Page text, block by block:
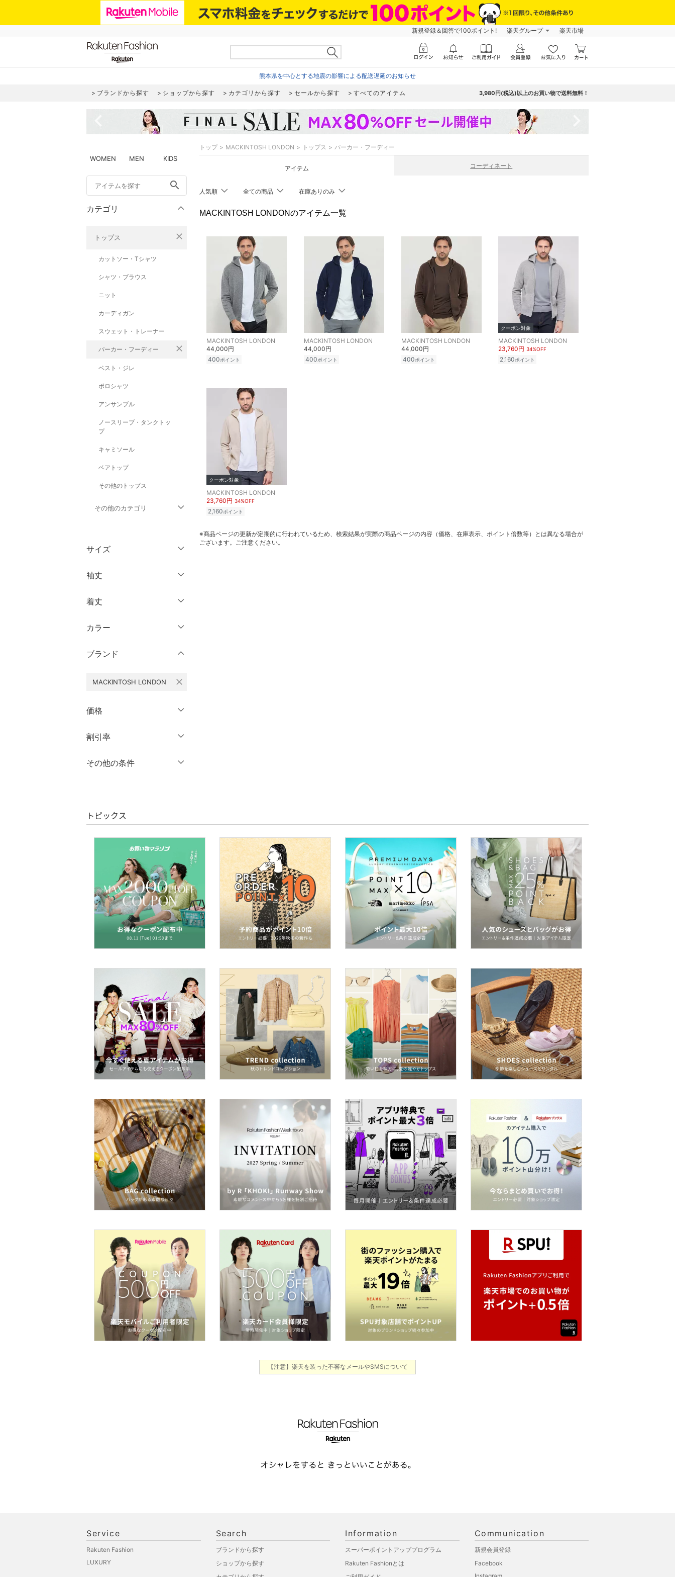
新規登録＆回答で100ポイント! 楽天グループ 楽天市場
熊本県を中心とする地震の影響による配送遅延のお知らせ
ブランドから探す ショップから探す カテゴリから探す セールから探す すべてのアイテム 3,980円(税込)以上のお買い物で送料無料！
WOMEN MEN KIDS
search
カテゴリ
トップス close
カットソー・Tシャツ
シャツ・ブラウス
ニット
カーディガン
スウェット・トレーナー
パーカー・フーディー close
ベスト・ジレ
ポロシャツ
アンサンブル
ノースリーブ・タンクトッ
プ
キャミソール
ベアトップ
その他のトップス
その他のカテゴリ
ワンピース・ドレス
スカート
オールインワン・オーバ
バッグ
シューズ・靴
インナー・ルームウェア
靴下・レッグウェア
帽子
ヘアアクセサリー
マタニティウェア・ベビ
スーツ・フォーマル
水着・スイムグッズ
ベースメイク
メイクアップ
ネイル
ボディケア・オーラルケ
ア
ヘアケア
フレグランス
メイク道具・美容器具
コフレ・キット・セット
食器・調理器具・キッチ
ン用品
インテリア・生活雑貨
スマホグッズ・オーディ
オ機器
スポーツ・アウトドア用
品
文房具
サイズ
ウェア（S/M/L）
M
XL
袖丈
ノースリーブ
半袖
長袖
クリア 絞り込み
着丈
ショート丈
ミドル丈
カラー
クリア
ブランド
MACKINTOSH LONDON close
価格
絞り込み
割引率
％OFF～ ％OFF
その他の条件
クリア 絞り込み
トップ MACKINTOSH LONDON トップス パーカー・フーディー
アイテム コーディネート
人気順 全ての商品 在庫ありのみ
MACKINTOSH LONDONのアイテム一覧
MACKINTOSH LONDON
44,000円
400ポイント
MACKINTOSH LONDON
44,000円
400ポイント
MACKINTOSH LONDON
44,000円
400ポイント
クーポン対象
MACKINTOSH LONDON
23,760円 34%OFF
2,160ポイント
クーポン対象
MACKINTOSH LONDON
23,760円 34%OFF
2,160ポイント
※商品ページの更新が定期的に行われているため、検索結果が実際の商品ページの内容（価格、在庫表示、ポイント倍数等）とは異なる場合が
ございます。ご注意ください。
トピックス
【注意】楽天を装った不審なメールやSMSについて
Service
Rakuten Fashion
LUXURY
Search
ブランドから探す
ショップから探す
Information
スーパーポイントアッププログラム
Rakuten Fashionとは
Communication
新規会員登録
Facebook